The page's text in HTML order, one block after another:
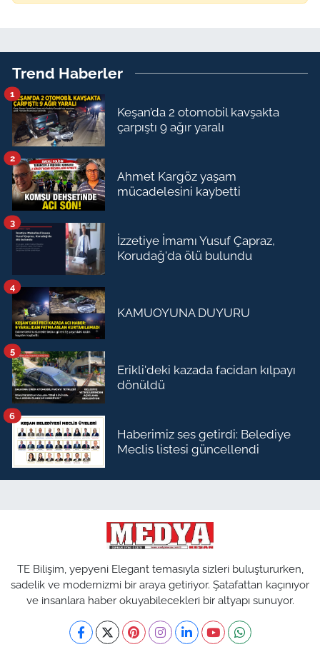
Trend Haberler
Keşan’da 2 otomobil kavşakta
çarpıştı 9 ağır yaralı
1
Ahmet Kargöz yaşam
mücadelesini kaybetti
2
İzzetiye İmamı Yusuf Çapraz,
Korudağ'da ölü bulundu
3
KAMUOYUNA DUYURU
4
Erikli'deki kazada facidan kılpayı
dönüldü
5
Haberimiz ses getirdi: Belediye
Meclis listesi güncellendi
6
TE Bilişim, yepyeni Elegant temasıyla sizleri buluştururken,
sadelik ve modernizmi bir araya getiriyor. Şatafattan kaçınıyor
ve insanlara haber okuyabilecekleri bir altyapı sunuyor.